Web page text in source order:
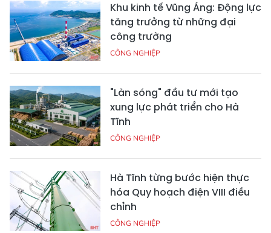
Khu kinh tế Vũng Áng: Động lực
tăng trưởng từ những đại
công trường
CÔNG NGHIỆP
"Làn sóng" đầu tư mới tạo
xung lực phát triển cho Hà
Tĩnh
CÔNG NGHIỆP
Hà Tĩnh từng bước hiện thực
hóa Quy hoạch điện VIII điều
chỉnh
CÔNG NGHIỆP